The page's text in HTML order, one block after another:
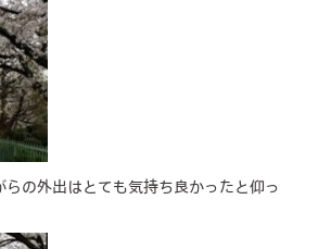
cafe
news & events
らの外出はとても気持ち良かったと仰っ